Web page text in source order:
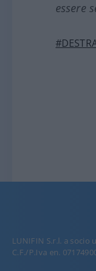
essere
LUNIFIN S.r.l. a socio
C.F./P.Iva en.